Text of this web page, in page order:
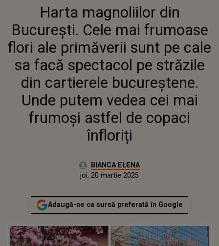
BUCUREȘTI. CELE MAI FRUMOASE
FLORI ALE PRIMĂVERII SUNT PE
CALE SA FACĂ SPECTACOL PE
STRĂZILE DIN CARTIERELE
BUCUREȘTENE. UNDE PUTEM
VEDEA CEI MAI FRUMOȘI ASTFEL
DE COPACI ÎNFLORIȚI
Harta magnoliilor din
București. Cele mai frumoase
flori ale primăverii sunt pe cale
sa facă spectacol pe străzile
din cartierele bucureștene.
Unde putem vedea cei mai
frumoși astfel de copaci
înfloriți
Autor:BIANCA ELENA
Actualizat:
joi, 20 martie 2025
Adaugă-ne ca sursă preferată în Google